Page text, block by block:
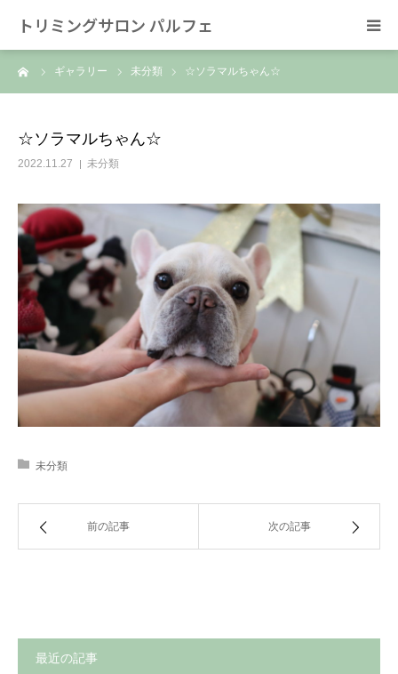
トリミングサロン パルフェ
ギャラリー 未分類 ☆ソラマルちゃん☆
☆ソラマルちゃん☆
2022.11.27 未分類
未分類
前の記事 次の記事
最近の記事
HOME
スタッフ
SNS/リンク